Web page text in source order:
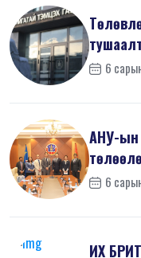
6
АНУ-ын
6
ИХ